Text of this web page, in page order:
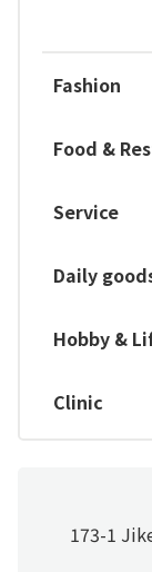
Fashion
Food &
Service
Daily
Hobby &
Clinic
173-1